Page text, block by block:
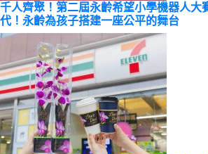
千人齊聚！第二屆永齡希望小學機器人大
代！永齡為孩子搭建一座公平的舞台